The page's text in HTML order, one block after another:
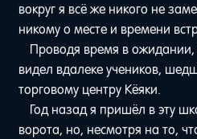
вокруг я всё же никого не
никому о месте и времени
Проводя время в ожидании,
видел вдалеке учеников,
торговому центру Кёяки.
Год назад я пришёл в эту
ворота, но, несмотря на то,